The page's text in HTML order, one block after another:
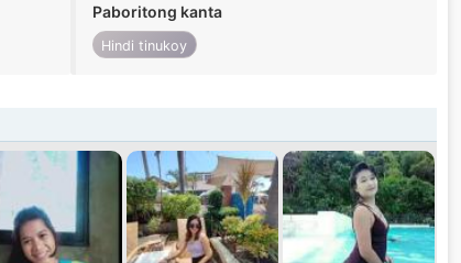
Paboritong kanta
Hindi tinukoy